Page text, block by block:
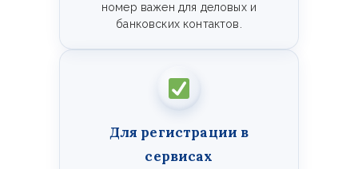
номер важен для деловых и
банковских контактов.
Для регистрации в
сервисах